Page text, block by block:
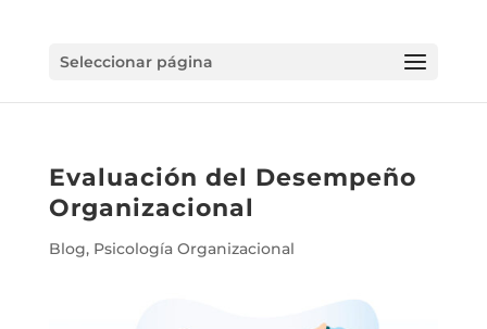
Seleccionar página
Evaluación del Desempeño
Organizacional
Blog, Psicología Organizacional